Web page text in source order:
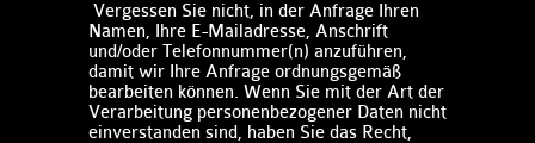
Vergessen Sie nicht, in der Anfrage Ihren
Namen, Ihre E-Mailadresse, Anschrift
und/oder Telefonnummer(n) anzuführen,
damit wir Ihre Anfrage ordnungsgemäß
bearbeiten können.​ Wenn Sie mit der Art der
Verarbeitung personenbezogener Daten nicht
einverstanden sind, haben Sie das Recht,